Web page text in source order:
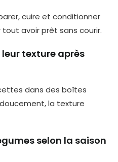
cuire et conditionner
avoir prêt sans courir.
texture après
dans des boîtes
la texture
selon la saison